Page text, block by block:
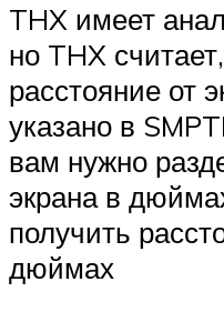
THX имеет
но THX
расстояние от
указано в
вам нужно
экрана в
получить
дюймах